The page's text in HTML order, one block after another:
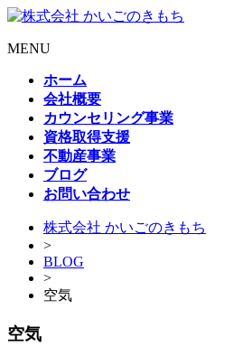
MENU
ホーム
会社概要
カウンセリング事業
資格取得支援
不動産事業
ブログ
お問い合わせ
株式会社 かいごのきもち
>
BLOG
>
空気
空気